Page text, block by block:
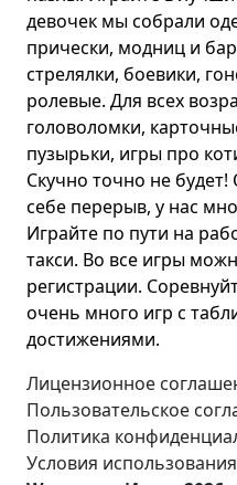
девочек мы собрали
прически, модниц и
стрелялки, боевики,
ролевые. Для всех
головоломки,
пузырьки, игры про
Скучно точно не
себе перерыв, у нас
Играйте по пути на
такси. Во все игры
регистрации.
очень много игр с
достижениями.
Лицензионное
Пользовательское
Политика
Условия использования